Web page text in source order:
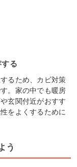
る
るため、カビ対策
。家の中でも暖房
玄関付近がおすす
をよくするために
う